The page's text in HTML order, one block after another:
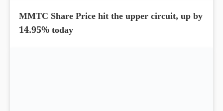
MMTC Share Price hit the upper circuit, up by
14.95% today